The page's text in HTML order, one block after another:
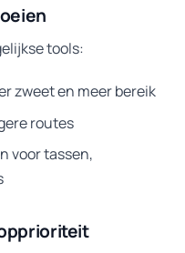
tools:
zweet en meer bereik
routes
voor tassen,